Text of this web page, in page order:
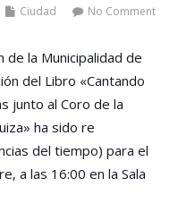
Ciudad No Comment
de la Municipalidad de
del Libro «Cantando
junto al Coro de la
ha sido re
del tiempo) para el
a las 16:00 en la Sala